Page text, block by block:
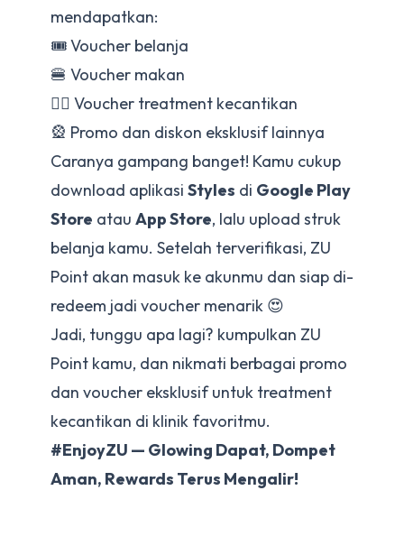
mendapatkan:
🎟 Voucher belanja
🍔 Voucher makan
💆‍♀️ Voucher treatment kecantikan
🎡 Promo dan diskon eksklusif lainnya
Caranya gampang banget! Kamu cukup
download aplikasi Styles di Google Play
Store atau App Store, lalu upload struk
belanja kamu. Setelah terverifikasi, ZU
Point akan masuk ke akunmu dan siap di-
redeem jadi voucher menarik 😍
Jadi, tunggu apa lagi? kumpulkan ZU
Point kamu, dan nikmati berbagai promo
dan voucher eksklusif untuk treatment
kecantikan di klinik favoritmu.
#EnjoyZU — Glowing Dapat, Dompet
Aman, Rewards Terus Mengalir!